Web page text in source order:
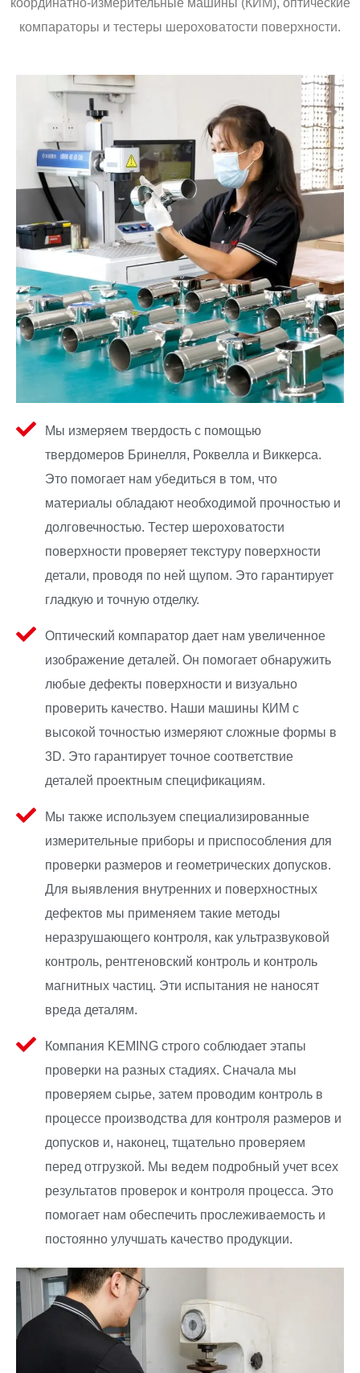
компараторы и тестеры шероховатости поверхности.
Мы измеряем твердость с помощью
твердомеров Бринелля, Роквелла и Виккерса.
Это помогает нам убедиться в том, что
материалы обладают необходимой прочностью и
долговечностью. Тестер шероховатости
поверхности проверяет текстуру поверхности
детали, проводя по ней щупом. Это гарантирует
гладкую и точную отделку.
Оптический компаратор дает нам увеличенное
изображение деталей. Он помогает обнаружить
любые дефекты поверхности и визуально
проверить качество. Наши машины КИМ с
высокой точностью измеряют сложные формы в
3D. Это гарантирует точное соответствие
деталей проектным спецификациям.
Мы также используем специализированные
измерительные приборы и приспособления для
проверки размеров и геометрических допусков.
Для выявления внутренних и поверхностных
дефектов мы применяем такие методы
неразрушающего контроля, как ультразвуковой
контроль, рентгеновский контроль и контроль
магнитных частиц. Эти испытания не наносят
вреда деталям.
Компания KEMING строго соблюдает этапы
проверки на разных стадиях. Сначала мы
проверяем сырье, затем проводим контроль в
процессе производства для контроля размеров и
допусков и, наконец, тщательно проверяем
перед отгрузкой. Мы ведем подробный учет всех
результатов проверок и контроля процесса. Это
помогает нам обеспечить прослеживаемость и
постоянно улучшать качество продукции.